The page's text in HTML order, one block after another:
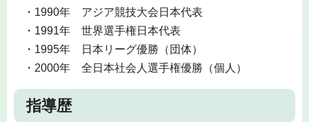
・1990年 アジア競技大会日本代表
・1991年 世界選手権日本代表
・1995年 日本リーグ優勝（団体）
・2000年 全日本社会人選手権優勝（個人）
指導歴